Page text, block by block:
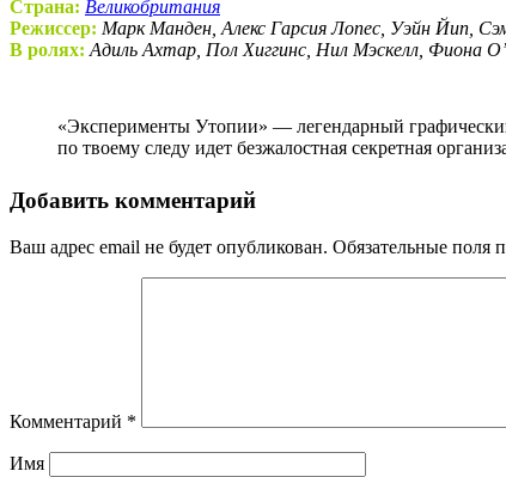
Страна: Великобритания
Режиссер: Марк Манден, Алекс Гарсия Лопес, Уэйн Йип,
В ролях: Адиль Ахтар, Пол Хиггинс, Нил Мэскелл, Фиона
«Эксперименты Утопии» — легендарный графический роман, окутанный тайной. Жизни пяти малознакомых людей, в руки которых он попал, оказываются под угрозой. Когда
по твоему следу идет безжалостная секретная
Добавить комментарий
Ваш адрес email не будет опубликован. Обязательные поля
Комментарий *
Имя